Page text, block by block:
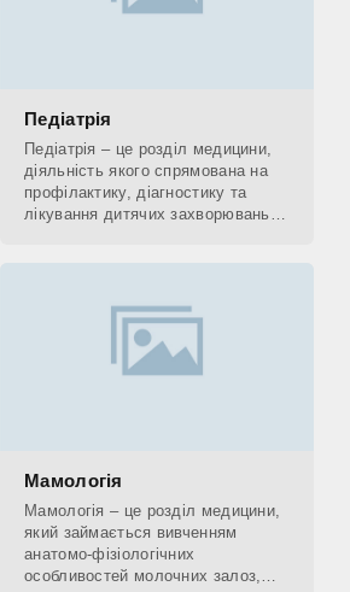
Педіатрія
Педіатрія – це розділ медицини,
діяльність якого спрямована на
профілактику, діагностику та
лікування дитячих захворювань, а
Мамологія
Мамологія – це розділ медицини,
який займається вивченням
анатомо-фізіологічних
особливостей молочних залоз,